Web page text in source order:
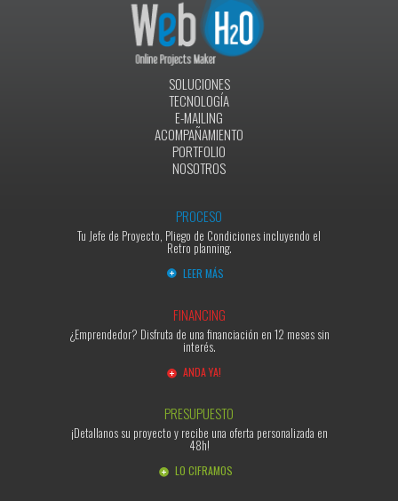
SOLUCIONES
TECNOLOGÍA
E-MAILING
ACOMPAÑAMIENTO
PORTFOLIO
NOSOTROS
PROCESO
Tu Jefe de Proyecto, Pliego de Condiciones incluyendo el
Retro planning.
LEER MÁS
FINANCING
¿Emprendedor? Disfruta de una financiación en 12 meses sin
interés.
ANDA YA!
PRESUPUESTO
¡Detallanos su proyecto y recibe una oferta personalizada en
48h!
LO CIFRAMOS